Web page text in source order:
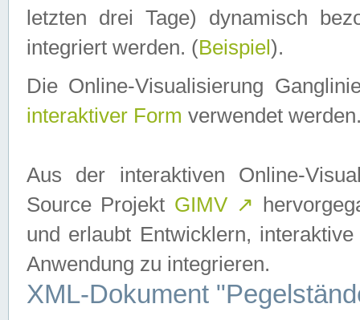
letzten drei Tage) dynamisch
integriert werden. (Beispiel ).
Die Online-Visualisierung
interaktiver Form verwendet
Aus der interaktiven Online-
Source Projekt GIMV ↗
und erlaubt Entwicklern,
Anwendung zu integrieren.
XML-Dokument